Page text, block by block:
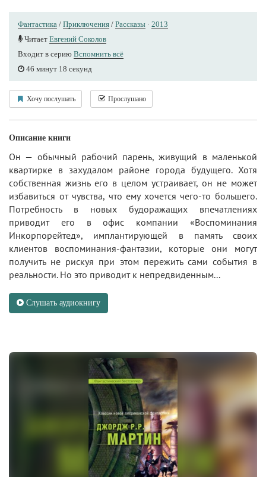
Фантастика / Приключения / Рассказы · 2013
Читает Евгений Соколов
Входит в серию Вспомнить всë
46 минут 18 секунд
Хочу послушать Прослушано
Описание книги
Он — обычный рабочий парень, живущий в маленькой
квартирке в захудалом районе города будущего. Хотя
собственная жизнь его в целом устраивает, он не может
избавиться от чувства, что ему хочется чего-то большего.
Потребность в новых будоражащих впечатлениях
приводит его в офис компании «Воспоминания
Инкорпорейтед», имплантирующей в память своих
клиентов воспоминания-фантазии, которые они могут
получить не рискуя при этом пережить сами события в
реальности. Но это приводит к непредвиденным...
Слушать аудиокнигу